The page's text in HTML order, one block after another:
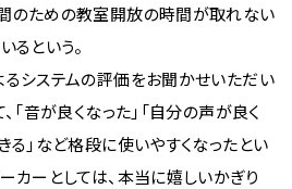
のための教室開放の時間が取れない
るという。
システムの評価をお聞かせいただい
「音が良くなった」「自分の声が良く
る」など格段に使いやすくなったとい
カーとしては、本当に嬉しいかぎり